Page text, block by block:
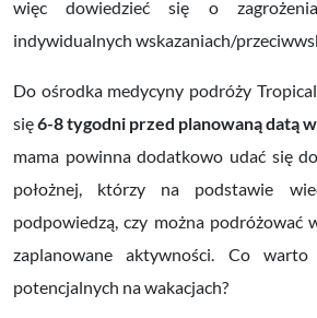
więc dowiedzieć się o
indywidualnych wskazaniach/
Do ośrodka medycyny podróży
się6-8 tygodni przed planowaną datą
mama powinna dodatkowo udać się
położnej, którzy na podstawie
podpowiedzą, czy można podróżować
zaplanowane aktywności. Co
potencjalnych na wakacjach?